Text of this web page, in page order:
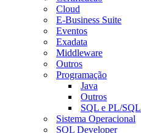
Cloud
E-Business Suite
Eventos
Exadata
Middleware
Outros
Programação
Java
Outros
SQL e PL/SQL
Sistema Operacional
SQL Developer